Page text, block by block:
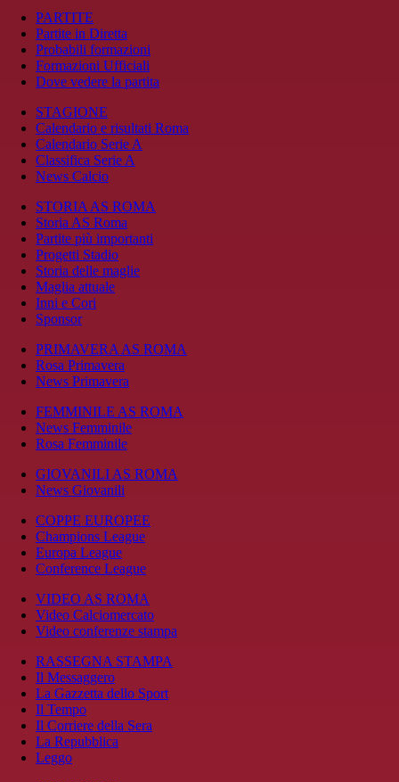
PARTITE
Partite in Diretta
Probabili formazioni
Formazioni Ufficiali
Dove vedere la partita
STAGIONE
Calendario e risultati Roma
Calendario Serie A
Classifica Serie A
News Calcio
STORIA AS ROMA
Storia AS Roma
Partite più importanti
Progetti Stadio
Storia delle maglie
Maglia attuale
Inni e Cori
Sponsor
PRIMAVERA AS ROMA
Rosa Primavera
News Primavera
FEMMINILE AS ROMA
News Femminile
Rosa Femminile
GIOVANILI AS ROMA
News Giovanili
COPPE EUROPEE
Champions League
Europa League
Conference League
VIDEO AS ROMA
Video Calciomercato
Video conferenze stampa
RASSEGNA STAMPA
Il Messaggero
La Gazzetta dello Sport
Il Tempo
Il Corriere della Sera
La Repubblica
Leggo